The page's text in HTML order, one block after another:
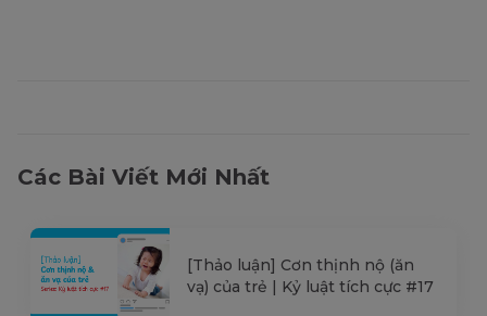
Các Bài Viết Mới Nhất
[Thảo luận] Cơn thịnh nộ (ăn
vạ) của trẻ | Kỷ luật tích cực #17